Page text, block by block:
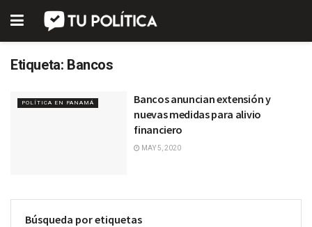
Etiqueta: Bancos
POLÍTICA EN PANAMÁ
Bancos anuncian extensión y
nuevas medidas para alivio
financiero
MAY 5, 2020
Búsqueda por etiquetas